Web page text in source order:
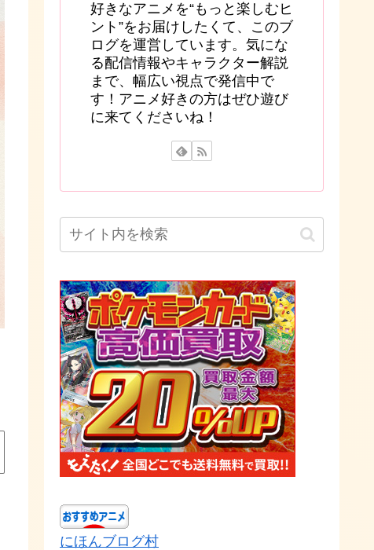
好きなアニメを“もっと楽しむヒ
ント”をお届けしたくて、このブ
ログを運営しています。気にな
る配信情報やキャラクター解説
まで、幅広い視点で発信中で
す！アニメ好きの方はぜひ遊び
に来てくださいね！
にほんブログ村